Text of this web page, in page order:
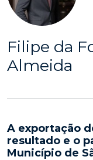
Filipe da
Almeida
A exportação
resultado e o
Município de